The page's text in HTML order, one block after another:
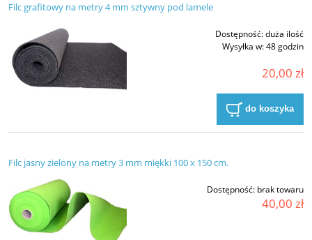
Filc grafitowy na metry 4 mm sztywny pod lamele
Dostępność:duża ilość
Wysyłka w:48 godzin
20,00 zł
do koszyka
Filc jasny zielony na metry 3 mm miękki 100 x 150 cm.
Dostępność: brak towaru
40,00 zł